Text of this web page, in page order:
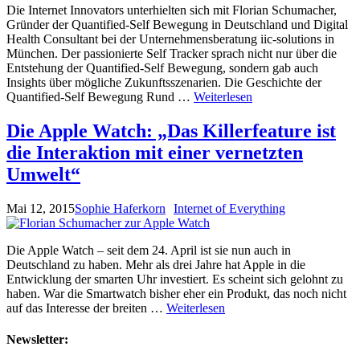
Die Internet Innovators unterhielten sich mit Florian Schumacher,
Gründer der Quantified-Self Bewegung in Deutschland und Digital
Health Consultant bei der Unternehmensberatung iic-solutions in
München. Der passionierte Self Tracker sprach nicht nur über die
Entstehung der Quantified-Self Bewegung, sondern gab auch
Insights über mögliche Zukunftsszenarien. Die Geschichte der
Quantified-Self Bewegung Rund … Weiterlesen
Die Apple Watch: „Das Killerfeature ist
die Interaktion mit einer vernetzten
Umwelt“
Mai 12, 2015Sophie Haferkorn Internet of Everything
Die Apple Watch – seit dem 24. April ist sie nun auch in
Deutschland zu haben. Mehr als drei Jahre hat Apple in die
Entwicklung der smarten Uhr investiert. Es scheint sich gelohnt zu
haben. War die Smartwatch bisher eher ein Produkt, das noch nicht
auf das Interesse der breiten … Weiterlesen
Newsletter: